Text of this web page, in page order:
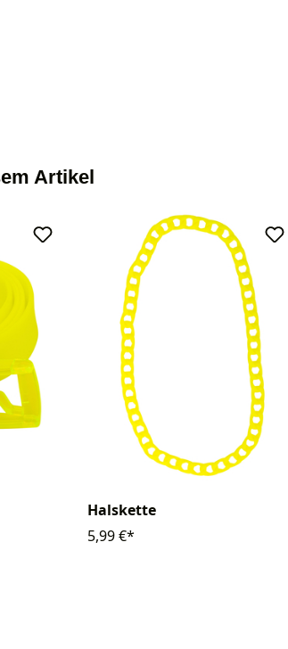
Artikel
Halskette
5,99 €*